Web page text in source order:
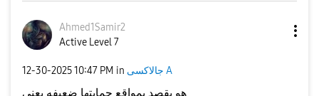
Ahmed1Samir2
Active Level 7
‎12-30-202510:47 PM in جالاكسى A
هو يقصد بمواقع حمايتها ضعيفه يعني